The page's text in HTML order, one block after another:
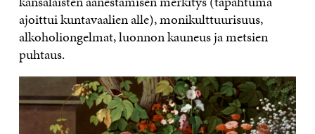
ajoittui kuntavaalien alle), monikulttuurisuus,
alkoholiongelmat, luonnon kauneus ja metsien
puhtaus.